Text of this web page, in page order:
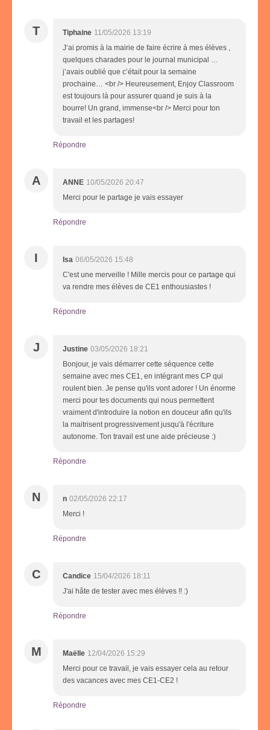
T Tiphaine 11/05/2026 13:19
J’ai promis à la mairie de faire écrire à mes élèves ,
quelques charades pour le journal municipal …
j’avais oublié que c’était pour la semaine
prochaine… <br /> Heureusement, Enjoy Classroom
est toujours là pour assurer quand je suis à la
bourre! Un grand, immense<br /> Merci pour ton
travail et les partages!
Répondre
A ANNE 10/05/2026 20:47
Merci pour le partage je vais essayer
Répondre
I Isa 06/05/2026 15:48
C'est une merveille ! Mille mercis pour ce partage qui
va rendre mes élèves de CE1 enthousiastes !
Répondre
J Justine 03/05/2026 18:21
Bonjour, je vais démarrer cette séquence cette
semaine avec mes CE1, en intégrant mes CP qui
roulent bien. Je pense qu'ils vont adorer ! Un énorme
merci pour tes documents qui nous permettent
vraiment d'introduire la notion en douceur afin qu'ils
la maitrisent progressivement jusqu'à l'écriture
autonome. Ton travail est une aide précieuse :)
Répondre
N n 02/05/2026 22:17
Merci !
Répondre
C Candice 15/04/2026 18:11
J'ai hâte de tester avec mes élèves !! :)
Répondre
M Maëlle 12/04/2026 15:29
Merci pour ce travail, je vais essayer cela au retour
des vacances avec mes CE1-CE2 !
Répondre